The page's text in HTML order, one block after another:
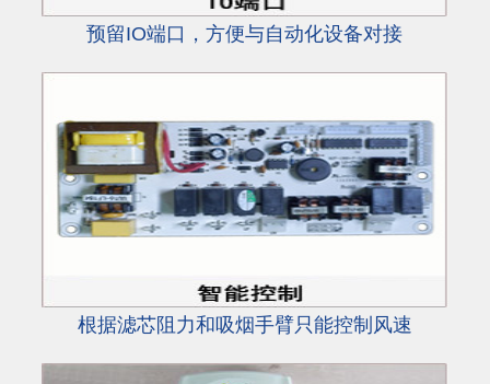
预留IO端口，方便与自动化设备对接
根据滤芯阻力和吸烟手臂只能控制风速